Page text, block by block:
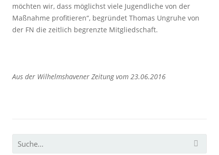
möchten wir, dass möglichst viele Jugendliche von der
Maßnahme profitieren“, begründet Thomas Ungruhe von
der FN die zeitlich begrenzte Mitgliedschaft.
Aus der Wilhelmshavener Zeitung vom 23.06.2016